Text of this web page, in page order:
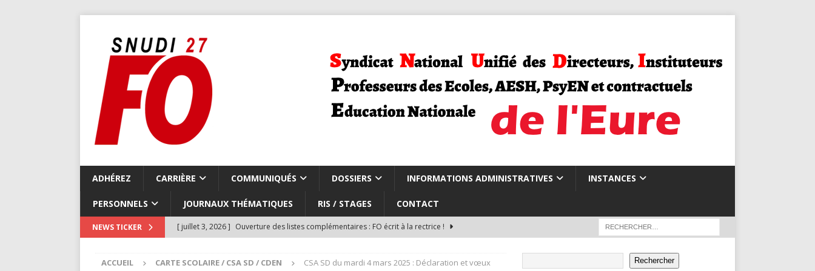
ADHÉREZ CARRIÈRE COMMUNIQUÉS DOSSIERS INFORMATIONS ADMINISTRATIVES INSTANCES
PERSONNELS JOURNAUX THÉMATIQUES RIS / STAGES CONTACT
NEWS TICKER [ juillet 3, 2026 ] Ouverture des listes complémentaires : FO écrit à la rectrice !
[ juillet 3, 2026 ] Compte-rendu du CSA repli carte scolaire et rythmes scolaires
CARTE
ACCUEIL CARTE SCOLAIRE / CSA SD / CDEN
CSA SD du mardi 4 mars 2025 : Déclaration et vœux
Rechercher